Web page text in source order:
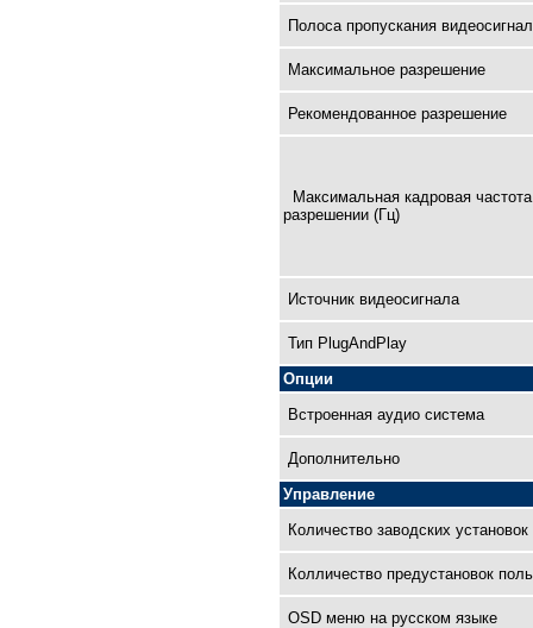
Полоса пропускания
Максимальное разрешение
Рекомендованное разрешение
Максимальная кадровая
разрешении (Гц)
Источник видеосигнала
Тип PlugAndPlay
Опции
Встроенная аудио система
Дополнительно
Управление
Количество заводских установок
Колличество предустановок
OSD меню на русском языке